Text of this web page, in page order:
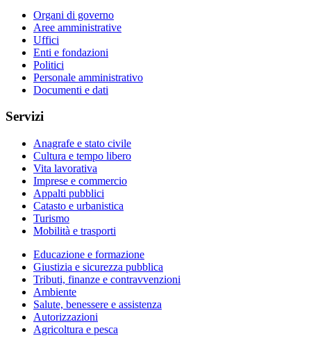
Organi di governo
Aree amministrative
Uffici
Enti e fondazioni
Politici
Personale amministrativo
Documenti e dati
Servizi
Anagrafe e stato civile
Cultura e tempo libero
Vita lavorativa
Imprese e commercio
Appalti pubblici
Catasto e urbanistica
Turismo
Mobilità e trasporti
Educazione e formazione
Giustizia e sicurezza pubblica
Tributi, finanze e contravvenzioni
Ambiente
Salute, benessere e assistenza
Autorizzazioni
Agricoltura e pesca